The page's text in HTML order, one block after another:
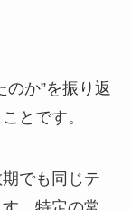
か”を振り返
とです。
でも同じテ